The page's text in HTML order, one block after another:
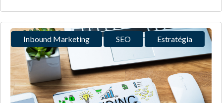
Inbound Marketing SEO Estratégia